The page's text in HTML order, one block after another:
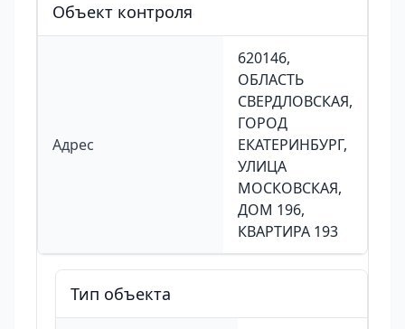
Объект контроля
Адрес
620146,
ОБЛАСТЬ
СВЕРДЛОВСКАЯ,
ГОРОД
ЕКАТЕРИНБУРГ,
УЛИЦА
МОСКОВСКАЯ,
ДОМ 196,
КВАРТИРА 193
Тип объекта